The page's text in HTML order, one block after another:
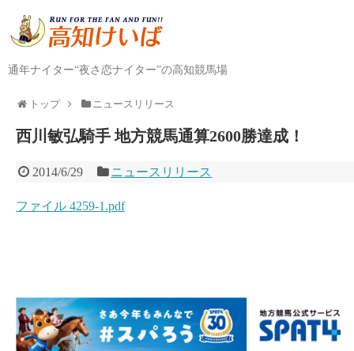
通年ナイター“夜さ恋ナイター”の高知競馬場
トップ ニュースリリース
西川敏弘騎手 地方競馬通算2600勝達成！
2014/6/29 ニュースリリース
ファイル 4259-1.pdf